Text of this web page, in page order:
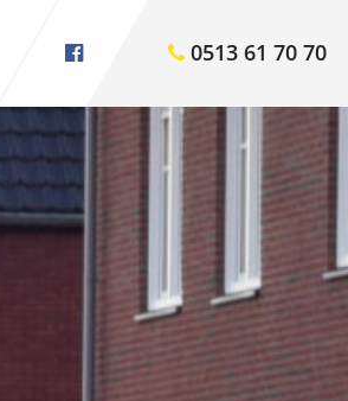
0513 61 70 70